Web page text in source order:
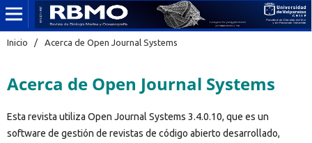
Inicio / Acerca de Open Journal Systems
Acerca de Open Journal Systems
Esta revista utiliza Open Journal Systems 3.4.0.10, que es un
software de gestión de revistas de código abierto desarrollado,